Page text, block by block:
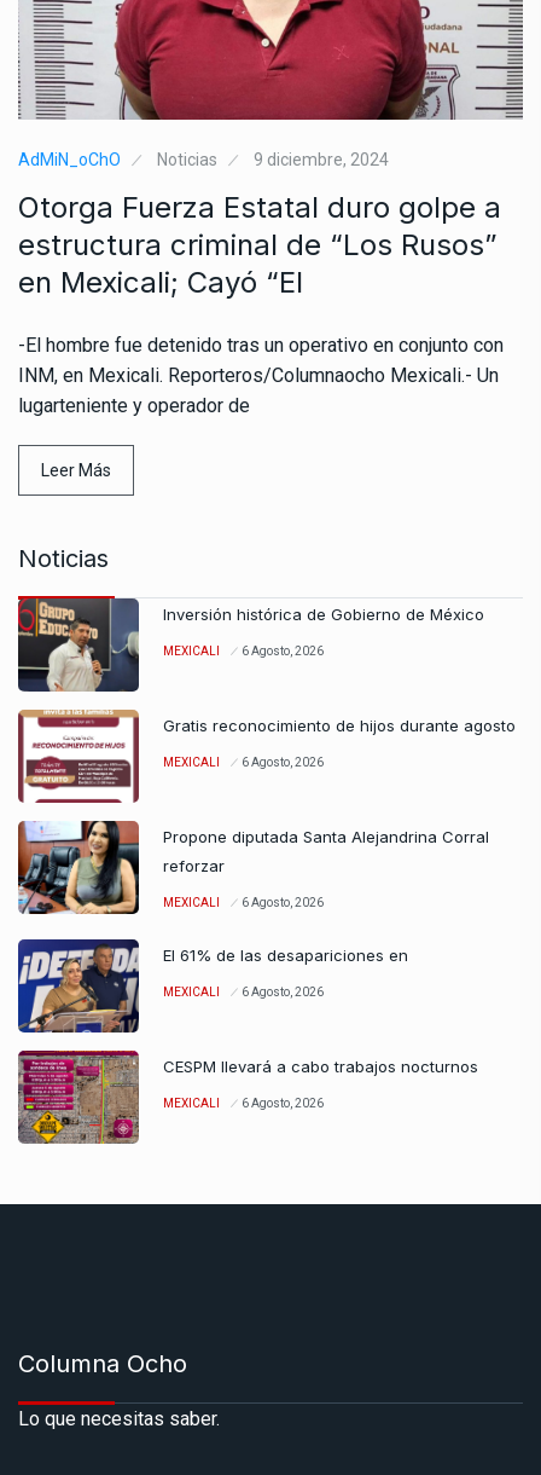
AdMiN_oChO Noticias 9 diciembre, 2024
Otorga Fuerza Estatal duro golpe a
estructura criminal de “Los Rusos”
en Mexicali; Cayó “El
-El hombre fue detenido tras un operativo en conjunto con
INM, en Mexicali. Reporteros/Columnaocho Mexicali.- Un
lugarteniente y operador de
Leer Más
Noticias
Inversión histórica de Gobierno de México
MEXICALI 6 Agosto, 2026
Gratis reconocimiento de hijos durante agosto
MEXICALI 6 Agosto, 2026
Propone diputada Santa Alejandrina Corral
reforzar
MEXICALI 6 Agosto, 2026
El 61% de las desapariciones en
MEXICALI 6 Agosto, 2026
CESPM llevará a cabo trabajos nocturnos
MEXICALI 6 Agosto, 2026
Columna Ocho
Lo que necesitas saber.